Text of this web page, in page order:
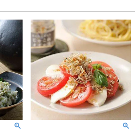
しさ
「馬
たり
いが
っと
の逸
ら。
れて